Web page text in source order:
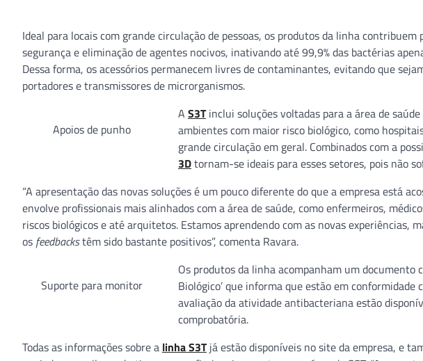
Ideal para locais com grande circulação de pessoas, os produtos da linha contribuem
segurança e eliminação de agentes nocivos, inativando até 99,9% das bactérias
Dessa forma, os acessórios permanecem livres de contaminantes, evitando que
portadores e transmissores de microrganismos.
Apoios de punho
A S3Tinclui soluções voltadas para a área de
ambientes com maior risco biológico, como
grande circulação em geral. Combinados com a
3Dtornam-se ideais para esses setores, pois não
“A apresentação das novas soluções é um pouco diferente do que a empresa está
envolve profissionais mais alinhados com a área de saúde, como enfermeiros,
riscos biológicos e até arquitetos. Estamos aprendendo com as novas experiências,
os feedbackstêm sido bastante positivos”, comenta Ravara.
Suporte para monitor
Os produtos da linha acompanham um documento
Biológico’ que informa que estão em
avaliação da atividade antibacteriana estão
comprobatória.
Todas as informações sobre a linha S3Tjá estão disponíveis no site da empresa, e